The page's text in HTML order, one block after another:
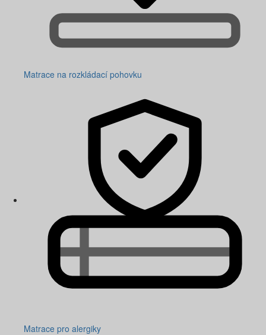
Matrace na rozkládací pohovku
Matrace pro alergiky